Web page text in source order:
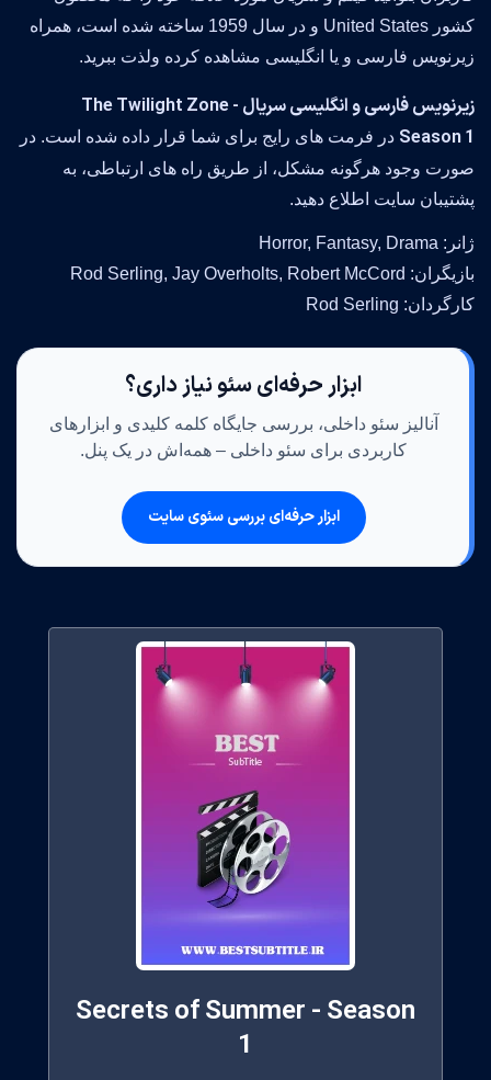
کشور United States و در سال 1959 ساخته شده است، همراه
زیرنویس فارسی و یا انگلیسی مشاهده کرده ولذت ببرید.
زیرنویس فارسی و انگلیسی سریال The Twilight Zone -
Season 1 در فرمت های رایج برای شما قرار داده شده است. در
صورت وجود هرگونه مشکل، از طریق راه های ارتباطی، به
پشتیبان سایت اطلاع دهید.
ژانر: Horror, Fantasy, Drama
بازیگران: Rod Serling, Jay Overholts, Robert McCord
کارگردان: Rod Serling
ابزار حرفه‌ای سئو نیاز داری؟
آنالیز سئو داخلی، بررسی جایگاه کلمه کلیدی و ابزارهای
کاربردی برای سئو داخلی – همه‌اش در یک پنل.
ابزار حرفه‌ای بررسی سئوی سایت
Secrets of Summer - Season
1